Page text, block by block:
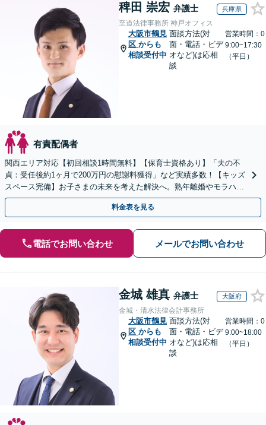
稗田 崇宏 弁護士 兵庫県
至道法律事務所 神戸オフィス
大阪市鶴見
区 からも
相談受付中
面談方法(対
面・電話・ビデ
オなど)は応相
談
営業時間：0
9:00~17:30
（平日）
有責配偶者
関西エリア対応【初回相談1時間無料】【保育士資格あり】「夫の不
貞：受任後約1ヶ月で200万円の慰謝料獲得」など実績多数！【キッズ
スペース完備】お子さまの未来を考えた解決へ。熟年離婚やモラハラ
のご相談多数【Web面談・電話相談・夜間相談OK】
料金表を見る
電話でお問い合わせ メールでお問い合わせ
金城 雄真 弁護士 大阪府
金城・清水法律会計事務所
大阪市鶴見
区 からも
相談受付中
面談方法(対
面・電話・ビデ
オなど)は応相
談
営業時間：0
9:00~18:00
（平日）